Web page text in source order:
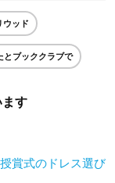
ウッド
とブッククラブで
ます
賞式のドレス選び